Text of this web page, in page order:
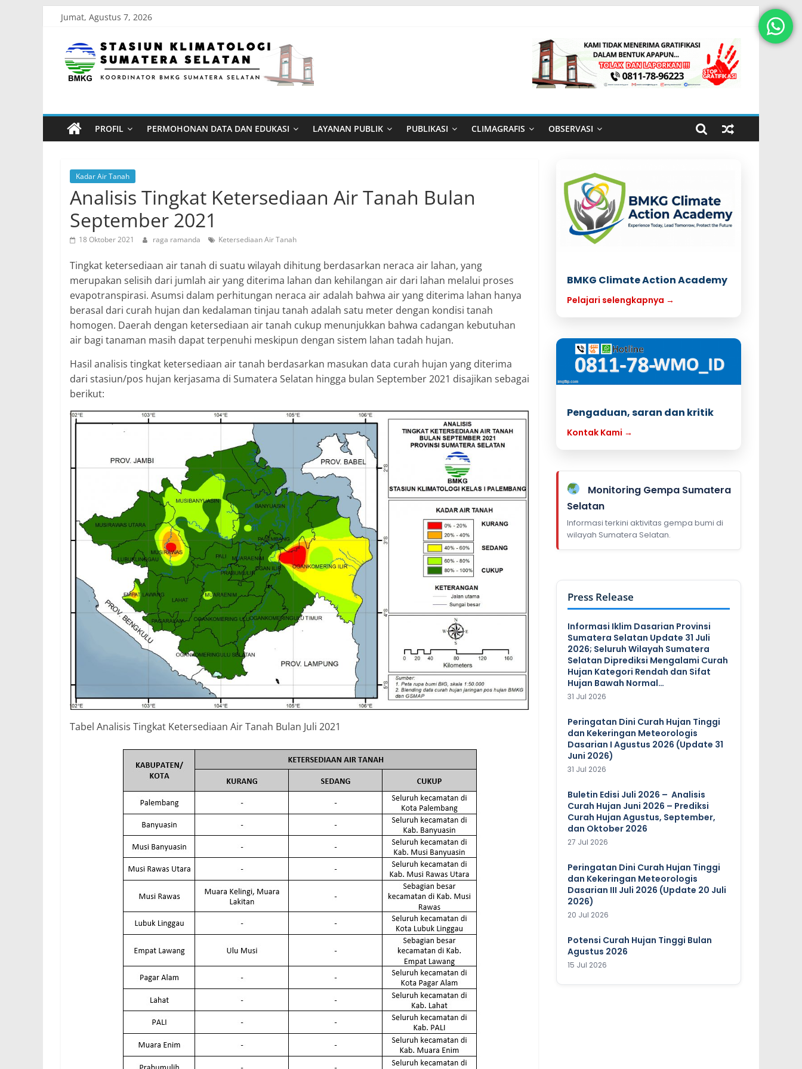
content
Jumat, Agustus 7, 2026
Stasiun
Klimatologi
Sumatera
Selatan
Koordinator
BMKG
Sumatera
Selatan
PROFIL PERMOHONAN DATA DAN EDUKASI LAYANAN PUBLIK PUBLIKASI CLIMAGRAFIS OBSERVASI
Kadar Air Tanah
Analisis Tingkat Ketersediaan Air Tanah Bulan
September 2021
18 Oktober 2021 raga ramanda Ketersediaan Air Tanah
Tingkat ketersediaan air tanah di suatu wilayah dihitung berdasarkan neraca air lahan, yang
merupakan selisih dari jumlah air yang diterima lahan dan kehilangan air dari lahan melalui proses
evapotranspirasi. Asumsi dalam perhitungan neraca air adalah bahwa air yang diterima lahan hanya
berasal dari curah hujan dan kedalaman tinjau tanah adalah satu meter dengan kondisi tanah
homogen. Daerah dengan ketersediaan air tanah cukup menunjukkan bahwa cadangan kebutuhan
air bagi tanaman masih dapat terpenuhi meskipun dengan sistem lahan tadah hujan.
Hasil analisis tingkat ketersediaan air tanah berdasarkan masukan data curah hujan yang diterima
dari stasiun/pos hujan kerjasama di Sumatera Selatan hingga bulan September 2021 disajikan sebagai
berikut:
Tabel Analisis Tingkat Ketersediaan Air Tanah Bulan Juli 2021
BMKG Climate Action Academy
Pelajari selengkapnya →
Pengaduan, saran dan kritik
Kontak Kami →
Monitoring Gempa Sumatera
Selatan
Informasi terkini aktivitas gempa bumi di
wilayah Sumatera Selatan.
Press Release
Informasi Iklim Dasarian Provinsi
Sumatera Selatan Update 31 Juli
2026; Seluruh Wilayah Sumatera
Selatan Diprediksi Mengalami Curah
Hujan Kategori Rendah dan Sifat
Hujan Bawah Normal…
31 Jul 2026
Peringatan Dini Curah Hujan Tinggi
dan Kekeringan Meteorologis
Dasarian I Agustus 2026 (Update 31
Juni 2026)
31 Jul 2026
Buletin Edisi Juli 2026 – Analisis
Curah Hujan Juni 2026 – Prediksi
Curah Hujan Agustus, September,
dan Oktober 2026
27 Jul 2026
Peringatan Dini Curah Hujan Tinggi
dan Kekeringan Meteorologis
Dasarian III Juli 2026 (Update 20 Juli
2026)
20 Jul 2026
Potensi Curah Hujan Tinggi Bulan
Agustus 2026
15 Jul 2026